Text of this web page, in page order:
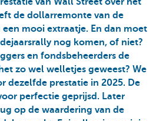
de dollarremonte van de
mooi extraatje. En dan moet
nog komen, of niet?
en fondsbeheerders de
zo wel welletjes geweest? We
dezelfde prestatie in 2025. De
perfectie geprijsd. Later
op de waardering van de